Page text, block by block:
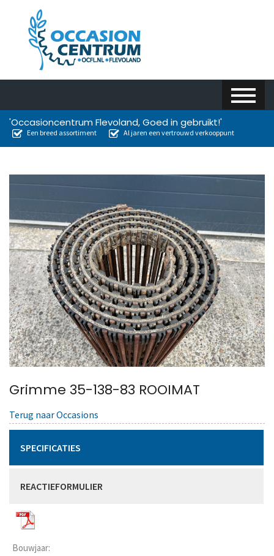
'Occasioncentrum Flevoland, Goed in gebruikt!'
Een breed assortiment Al jaren een vertrouwd verkooppunt
Grimme 35-138-83 ROOIMAT
Terug naar Occasions
SPECIFICATIES
REACTIEFORMULIER
Bouwjaar: